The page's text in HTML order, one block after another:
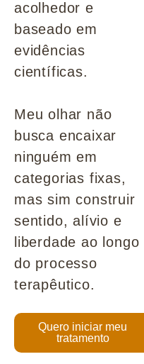
acolhedor e
baseado em
evidências
científicas.
Meu olhar não
busca encaixar
ninguém em
categorias fixas,
mas sim construir
sentido, alívio e
liberdade ao longo
do processo
terapêutico.
Quero iniciar meu
tratamento